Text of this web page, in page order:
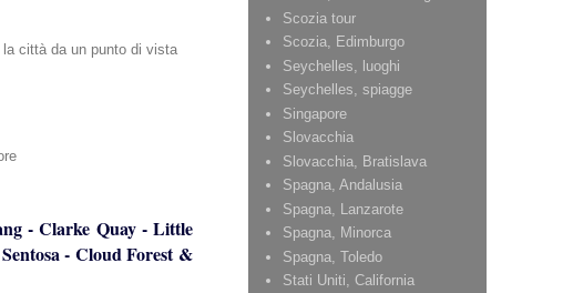
città da un punto di vista
-Clarke Quay - Little
- Cloud Forest &
Scozia tour
Scozia, Edimburgo
Seychelles, luoghi
Seychelles, spiagge
Singapore
Slovacchia
Slovacchia, Bratislava
Spagna, Andalusia
Spagna, Lanzarote
Spagna, Minorca
Spagna, Toledo
Stati Uniti, California